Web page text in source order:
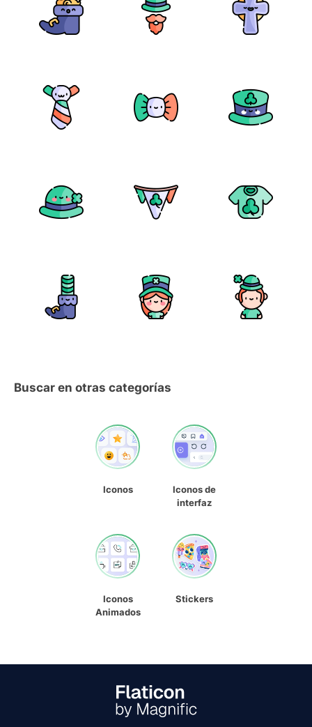
Buscar en otras categorías
Iconos
Iconos de
interfaz
Iconos
Animados
Stickers